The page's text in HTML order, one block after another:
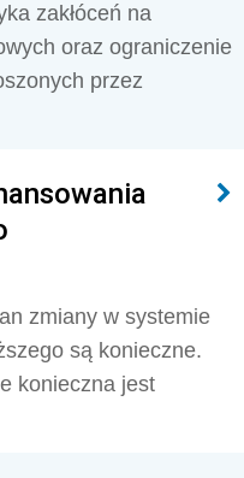
zakłóceń na
oraz ograniczenie
przez
zmiany w systemie
są konieczne.
konieczna jest